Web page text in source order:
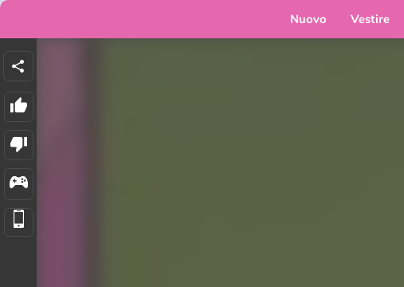
Nuovo Vestire